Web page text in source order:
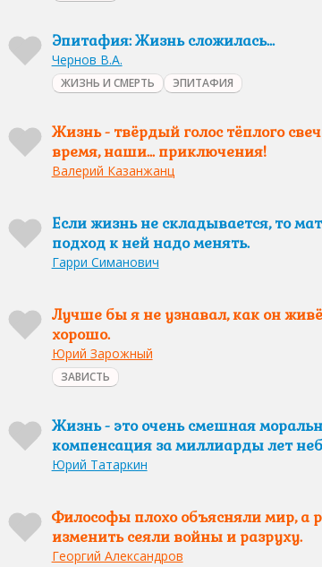
Эпитафия: Жизнь сложилась…
Чернов В.А.
ЖИЗНЬ И СМЕРТЬ ЭПИТАФИЯ
Жизнь - твёрдый голос тёплого
время, наши... приключения!
Валерий Казанжанц
Если жизнь не складывается, то
подход к ней надо менять.
Гарри Симанович
Лучше бы я не узнавал, как он
хорошо.
Юрий Зарожный
ЗАВИСТЬ
Жизнь - это очень смешная
компенсация за миллиарды лет
Юрий Татаркин
Философы плохо объясняли мир, а
изменить сеяли войны и разруху.
Георгий Александров